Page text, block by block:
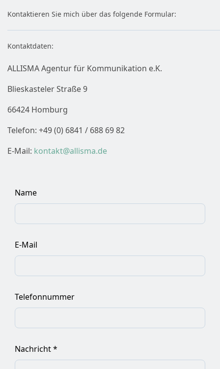
Kontaktieren Sie mich über das folgende Formular:
Kontaktdaten:
ALLISMA Agentur für Kommunikation e.K.
Blieskasteler Straße 9
66424 Homburg
Telefon: +49 (0) 6841 / 688 69 82
E-Mail: kontakt@allisma.de
Name
E-Mail
Telefonnummer
Nachricht*